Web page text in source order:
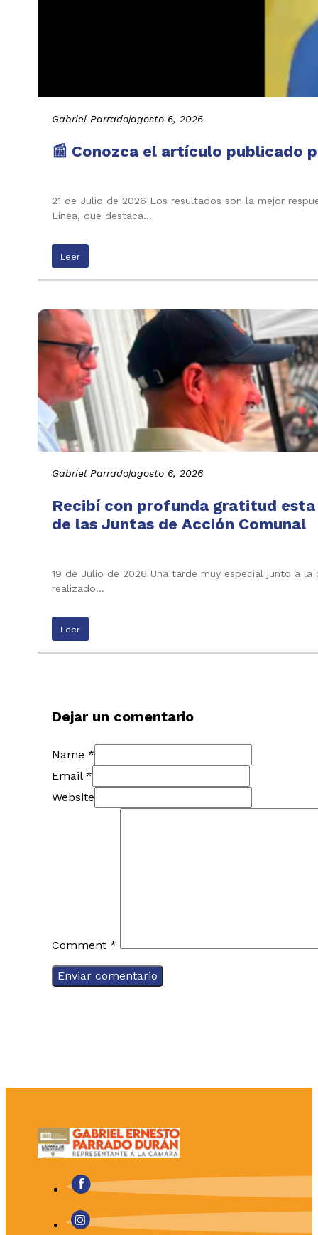
Gabriel Parrado|agosto 6, 2026
📰 Conozca el artículo publicado
21 de Julio de 2026 Los resultados son la mejor
Línea, que destaca…
Leer
Gabriel Parrado|agosto 6, 2026
Recibí con profunda gratitud
de las Juntas de Acción Comunal
19 de Julio de 2026 Una tarde muy especial junto a
realizado…
Leer
Dejar un comentario
Name *
Email *
Website
Comment *